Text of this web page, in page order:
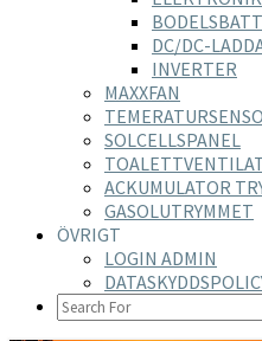
DC/DC-
INVERTER
MAXXFAN
SOLCELLSPANEL
ACKUMULATOR
GASOLUTRYMMET
ÖVRIGT
LOGIN ADMIN
SEARCH
ICON